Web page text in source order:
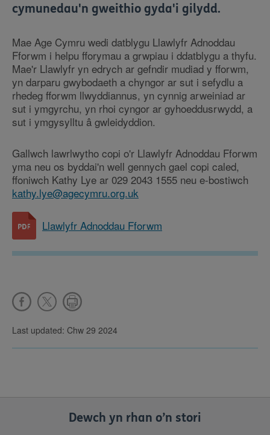
cymunedau'n gweithio gyda'i gilydd.
Mae Age Cymru wedi datblygu Llawlyfr Adnoddau
Fforwm i helpu fforymau a grwpiau i ddatblygu a thyfu.
Mae'r Llawlyfr yn edrych ar gefndir mudiad y fforwm,
yn darparu gwybodaeth a chyngor ar sut i sefydlu a
rhedeg fforwm llwyddiannus, yn cynnig arweiniad ar
sut i ymgyrchu, yn rhoi cyngor ar gyhoeddusrwydd, a
sut i ymgysylltu â gwleidyddion.
Gallwch lawrlwytho copi o'r Llawlyfr Adnoddau Fforwm
yma neu os byddai'n well gennych gael copi caled,
ffoniwch Kathy Lye ar 029 2043 1555 neu e-bostiwch
kathy.lye@agecymru.org.uk
Llawlyfr Adnoddau Fforwm
Last updated: Chw 29 2024
Dewch yn rhan o’n stori